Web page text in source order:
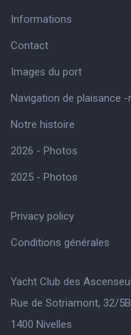
Informations
Contact
Images du port
Navigation de plaisance
Notre histoire
2026 - Photos
2025 - Photos
Privacy policy
Conditions générales
Yacht Club des
Rue de Sotriamont, 32/5B
1400 Nivelles